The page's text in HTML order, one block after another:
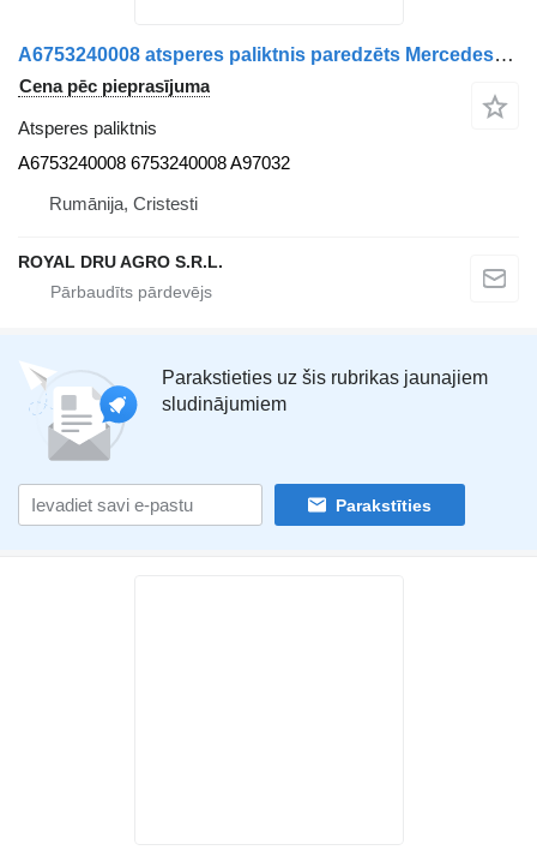
A6753240008 atsperes paliktnis paredzēts Mercedes-Benz kravas automašīnas
Cena pēc pieprasījuma
Atsperes paliktnis
A6753240008 6753240008 A97032
Rumānija, Cristesti
ROYAL DRU AGRO S.R.L.
Parakstieties uz šis rubrikas jaunajiem
sludinājumiem
Parakstīties